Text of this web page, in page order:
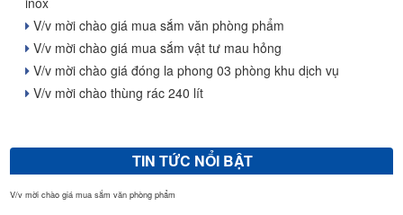
V/v mời chào giá mua sắm văn phòng phẩm
V/v mời chào giá mua sắm vật tư mau hỏng
V/v mời chào giá đóng la phong 03 phòng khu dịch vụ
V/v mời chào thùng rác 240 lít
TIN TỨC NỔI BẬT
V/v mời chào giá mua sắm văn phòng phẩm